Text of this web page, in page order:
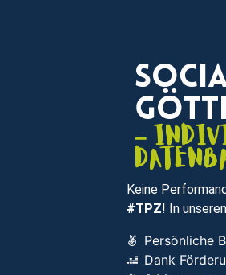
–
Keine
#TPZ! In
Persönliche
Dank